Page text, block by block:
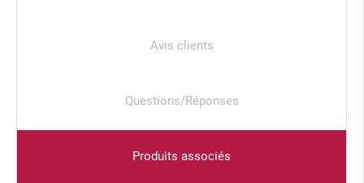
Avis clients
Questions/Réponses
Produits associés